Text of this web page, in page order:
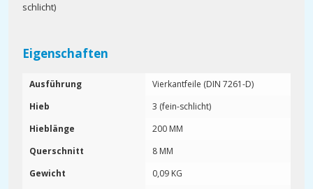
schlicht)
Eigenschaften
Ausführung
Vierkantfeile (DIN 7261-D)
Hieb
3 (fein-schlicht)
Hieblänge
200 MM
Querschnitt
8 MM
Gewicht
0,09 KG